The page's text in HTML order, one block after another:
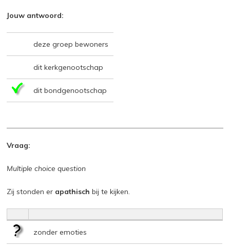
Jouw antwoord:
deze groep bewoners
dit kerkgenootschap
dit bondgenootschap
Vraag:
Multiple choice question
Zij stonden er apathisch bij te kijken.
zonder emoties